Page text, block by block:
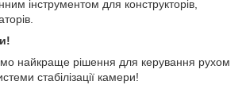
інструментом для конструкторів,
найкраще рішення для керування рухом
стабілізації камери!